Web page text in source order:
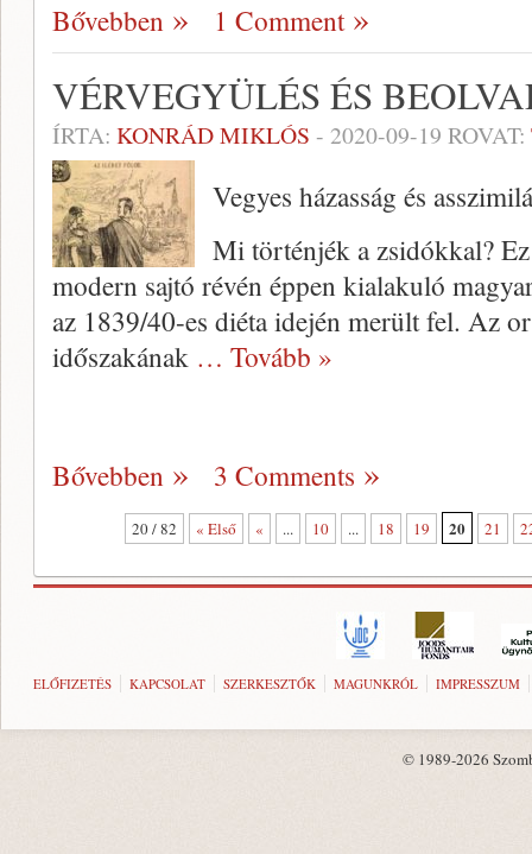
Bővebben 1 Comment
VÉRVEGYÜLÉS ÉS
ÍRTA: KONRÁD MIKLÓS - 2020-09-19 ROVAT:
Vegyes házasság és
Mi történjék a zsidókkal?
modern sajtó révén éppen kialakuló
az 1839/40-es diéta idején merült fel. Az
időszakának … Tovább »
Bővebben 3 Comments
20 / 82 « Első « ... 10 ... 18 19 20 21
ELŐFIZETÉS KAPCSOLAT SZERKESZTŐK MAGUNKRÓL IMPRESSZUM
© 1989-2026